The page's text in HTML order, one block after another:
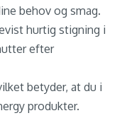
behov og smag.
hurtig stigning i
efter
betyder, at du i
produkter.